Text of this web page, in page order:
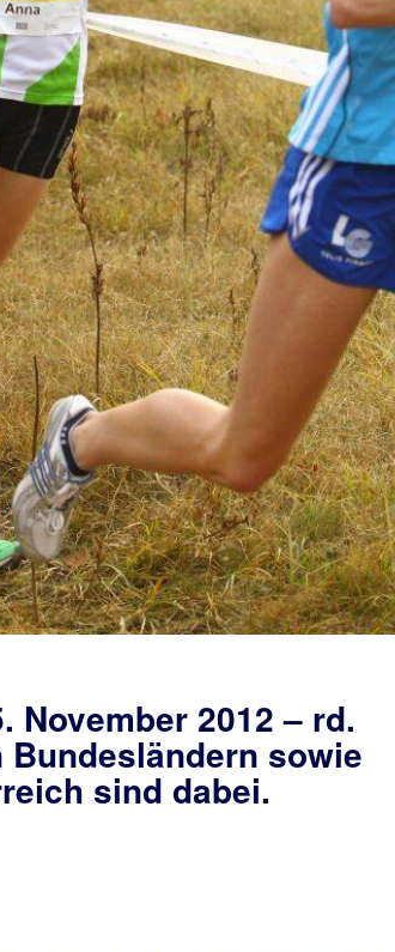
November 2012 – rd.
sowie
sind dabei.